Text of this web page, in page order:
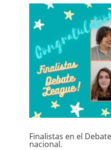
Finalistas en el
nacional.